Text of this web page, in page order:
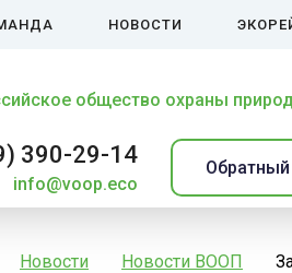
НОВОСТИ
390-29-14
info@voop.eco
Новости Новости ВООП